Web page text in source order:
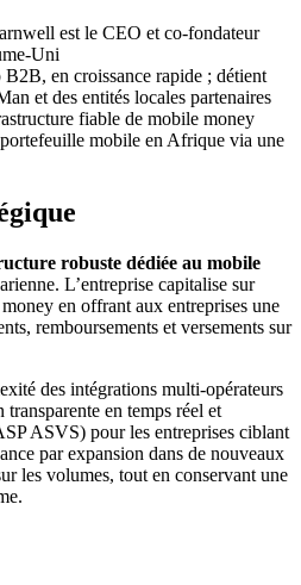
est le CEO et co-fondateur
B2B, en croissance rapide ; détient
et des entités locales partenaires
fiable de mobile money
mobile en Afrique via une
robuste dédiée au mobile
L’entreprise capitalise sur
en offrant aux entreprises une
remboursements et versements sur
des intégrations multi-opérateurs
en temps réel et
ASVS) pour les entreprises ciblant
par expansion dans de nouveaux
les volumes, tout en conservant une